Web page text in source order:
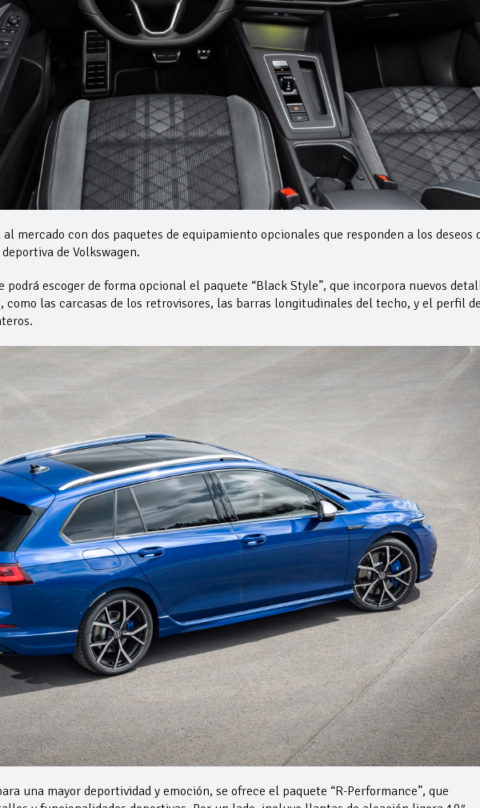
mercado con dos paquetes de equipamiento opcionales que responden a los deseos
de Volkswagen.
podrá escoger de forma opcional el paquete “Black Style”, que incorpora nuevos
como las carcasas de los retrovisores, las barras longitudinales del techo, y el perfil
una mayor deportividad y emoción, se ofrece el paquete “R-Performance”, que